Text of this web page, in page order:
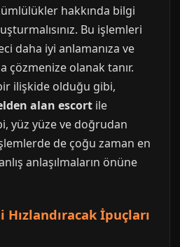
hakkında bilgi
Bu işlemleri
daha iyi anlamanıza ve
çözmenize olanak tanır.
ilişkide olduğu gibi,
alan escort ile
yüz yüze ve doğrudan
de çoğu zaman en
anlaşılmaların önüne
İpuçları